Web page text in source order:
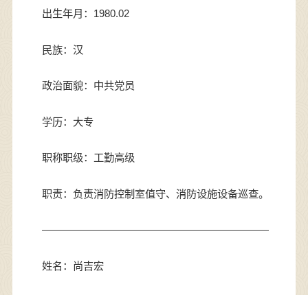
出生年月：1980.02
民族：汉
政治面貌：中共党员
学历：大专
职称职级：工勤高级
职责：负责消防控制室值守、消防设施设备巡查。
——————————————————————
姓名：尚吉宏